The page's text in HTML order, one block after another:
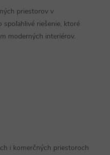
priestorov v
riešenie, ktoré
moderných interiérov.
i komerčných priestoroch